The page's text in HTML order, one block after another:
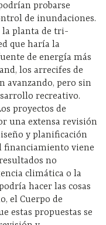
probarse
de inundaciones.
la planta de tri-
que haría la
de energía más
los arrecifes de
avanzando, pero sin
recreativo.
proyectos de
una extensa revisión
y planificación
financiamiento viene
no
climática o la
hacer las cosas
el Cuerpo de
estas propuestas se